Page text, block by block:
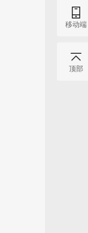
移动端
顶部